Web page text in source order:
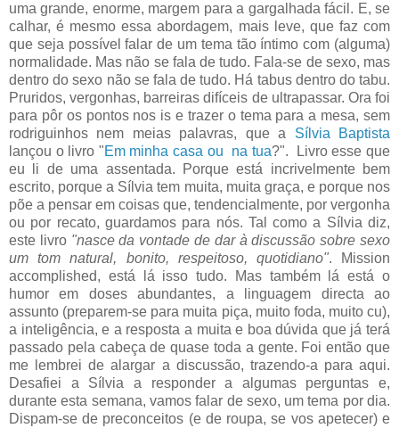
uma grande, enorme, margem para a gargalhada fácil. E, se
calhar, é mesmo essa abordagem, mais leve, que faz com
que seja possível falar de um tema tão íntimo com (alguma)
normalidade. Mas não se fala de tudo. Fala-se de sexo, mas
dentro do sexo não se fala de tudo. Há tabus dentro do tabu.
Pruridos, vergonhas, barreiras difíceis de ultrapassar. Ora foi
para pôr os pontos nos is e trazer o tema para a mesa, sem
rodriguinhos nem meias palavras, que a Sílvia Baptista
lançou o livro "Em minha casa ou na tua?". Livro esse que
eu li de uma assentada. Porque está incrivelmente bem
escrito, porque a Sílvia tem muita, muita graça, e porque nos
põe a pensar em coisas que, tendencialmente, por vergonha
ou por recato, guardamos para nós. Tal como a Sílvia diz,
este livro "nasce da vontade de dar à discussão sobre sexo
um tom natural, bonito, respeitoso, quotidiano". Mission
accomplished, está lá isso tudo. Mas também lá está o
humor em doses abundantes, a linguagem directa ao
assunto (preparem-se para muita piça, muito foda, muito cu),
a inteligência, e a resposta a muita e boa dúvida que já terá
passado pela cabeça de quase toda a gente. Foi então que
me lembrei de alargar a discussão, trazendo-a para aqui.
Desafiei a Sílvia a responder a algumas perguntas e,
durante esta semana, vamos falar de sexo, um tema por dia.
Dispam-se de preconceitos (e de roupa, se vos apetecer) e